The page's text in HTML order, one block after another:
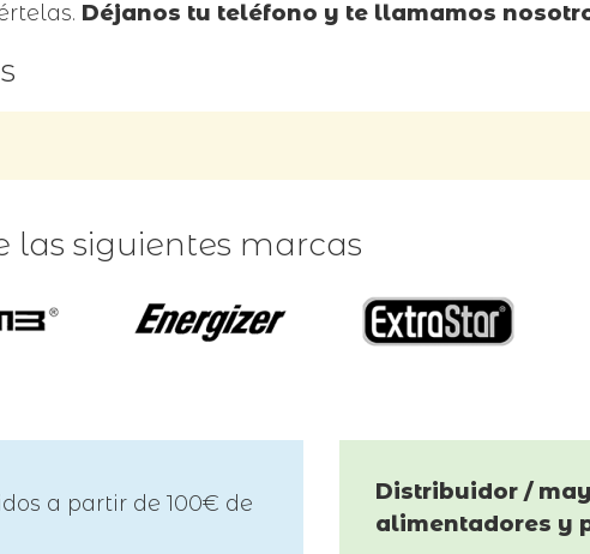
Déjanos tu teléfono y te llamamos
las siguientes marcas
a partir de 100€ de
Distribuidor /
alimentadores y